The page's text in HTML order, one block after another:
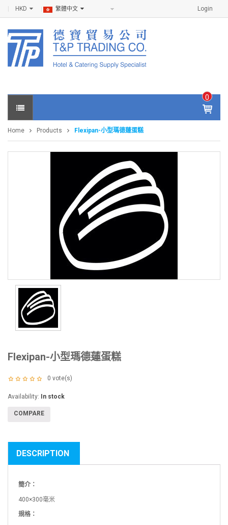
Login
HKD 繁體中文
0
IT
E
S -
$0
Home Products Flexipan-小型瑪德蓮蛋糕
Flexipan-小型瑪德蓮蛋糕
0 vote(s)
Availability: In stock
COMPARE
DESCRIPTION
簡介：
400×300毫米
規格：